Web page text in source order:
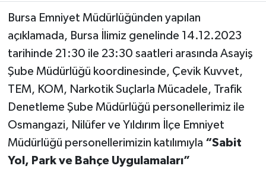
Bursa Emniyet Müdürlüğünden yapılan
açıklamada, Bursa İlimiz genelinde 14.12.2023
tarihinde 21:30 ile 23:30 saatleri arasında Asayiş
Şube Müdürlüğü koordinesinde, Çevik Kuvvet,
TEM, KOM, Narkotik Suçlarla Mücadele, Trafik
Denetleme Şube Müdürlüğü personellerimiz ile
Osmangazi, Nilüfer ve Yıldırım İlçe Emniyet
Müdürlüğü personellerimizin katılımıyla “Sabit
Yol, Park ve Bahçe Uygulamaları”